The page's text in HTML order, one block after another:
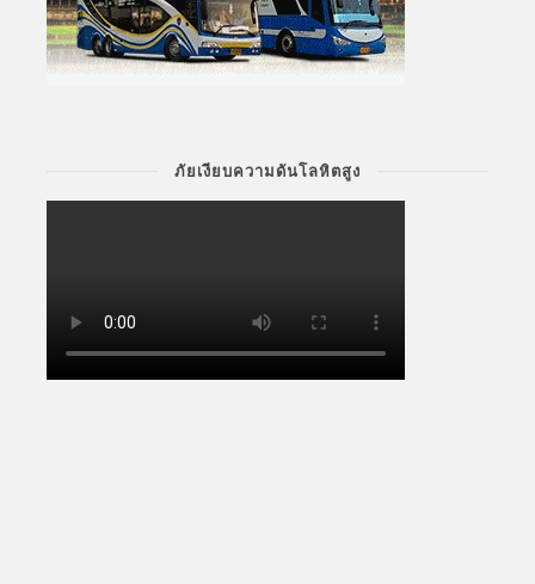
ภัยเงียบความดันโลหิตสูง